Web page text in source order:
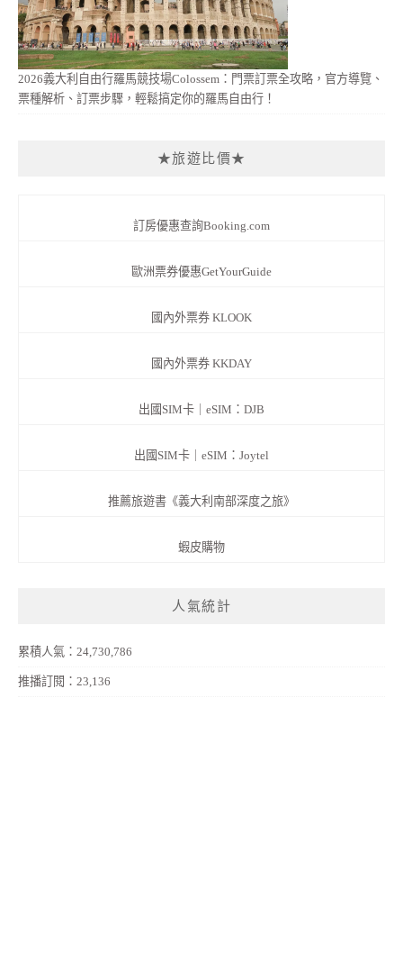
2026義大利自由行羅馬競技場Colossem：門票訂票全攻略，官方導覽、
票種解析、訂票步驟，輕鬆搞定你的羅馬自由行！
★旅遊比價★
訂房優惠查詢Booking.com
歐洲票券優惠GetYourGuide
國內外票券 KLOOK
國內外票券 KKDAY
出國SIM卡｜eSIM：DJB
出國SIM卡｜eSIM：Joytel
推薦旅遊書《義大利南部深度之旅》
蝦皮購物
人氣統計
累積人氣：24,730,786
推播訂閱：23,136